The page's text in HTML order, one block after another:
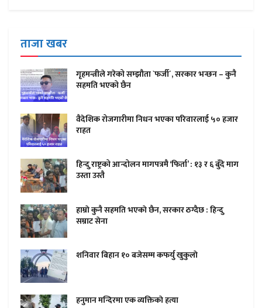
ताजा खबर
गृहमन्त्रीले गरेको सम्झौता `फर्जी´, सरकार भन्छन – कुनै
सहमति भएको छैन
वैदेशिक रोजगारीमा निधन भएका परिवारलाई ५० हजार
राहत
हिन्दु राष्ट्रको आन्दोलन मागपत्रमै ‘फिर्ता’ : १३ र ६ बुँदे माग
उस्ता उस्तै
हाम्राे कुनै सहमति भएकाे छैन, सरकार ठग्दैछ : हिन्दु
सम्राट सेना
शनिवार बिहान १० बजेसम्म कफर्यु खुकुलाे
हनुमान मन्दिरमा एक व्यक्तिकाे हत्या